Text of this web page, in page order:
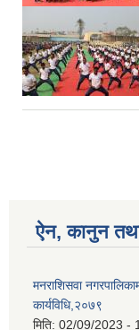
ऐन, कानुन तथा
मनराशिसवा
कार्यविधि,२०७९
मिति: 02/09/2023 -